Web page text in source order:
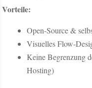
Vorteile:
Open-Source &
Visuelles Flow-
Keine Begrenzung
Hosting)